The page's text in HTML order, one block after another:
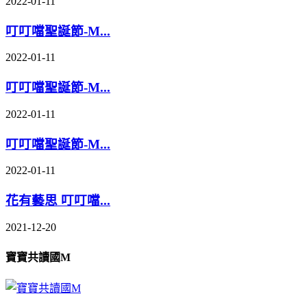
叮叮噹聖誕節-M...
2022-01-11
叮叮噹聖誕節-M...
2022-01-11
叮叮噹聖誕節-M...
2022-01-11
花有藝思 叮叮噹...
2021-12-20
寶寶共讀國M